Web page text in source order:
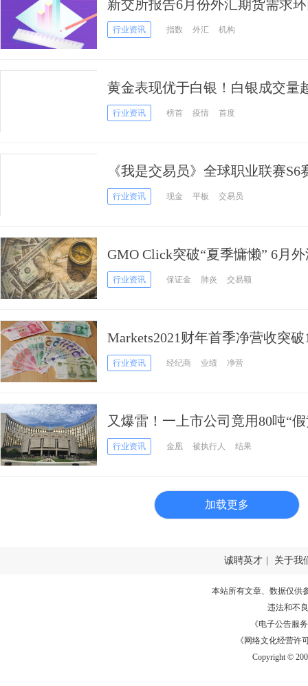
新交所报告6月份外汇期货需求
行业资讯 指数 外汇 机构
黄金表现优于白银！白银成交量
交易所2020年第6期行情月报
行业资讯 榜首 疫情 首度
《我是交易员》全球职业联赛
1632个账户中诞生7大冠军！
行业资讯 现金 平板 交易员
GMO Click突破“夏季慵懒” 6月
行业资讯 保证金 肺炎 交易额
Markets2021财年首季净营收突破
行业资讯 经纪商 业绩 净营
又爆雷！一上市公司竟用80吨“
信托公司被坑惨了
行业资讯 金凰 被执行人 结果
加载更多
诚聘英才 关于我
本站所有文章、数据仅供
违法和不
《电子公告服务
《网络文化经营许
Copyright ©